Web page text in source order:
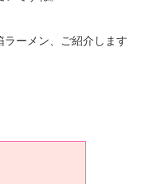
ーメン、ご紹介します